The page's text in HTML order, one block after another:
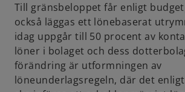
Till gränsbeloppet får enligt
också läggas ett lönebaserat
idag uppgår till 50 procent av
löner i bolaget och dess
förändring är utformningen av
löneunderlagsregeln, där det